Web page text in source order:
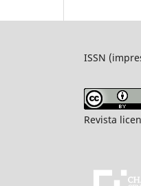
ISSN
Revista